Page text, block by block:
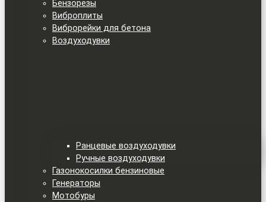
Бензорезы
Виброплиты
Виброрейки для бетона
Воздуходувки
Ранцевые воздуходувки
Ручные воздуходувки
Газонокосилки бензиновые
Генераторы
Мотобуры